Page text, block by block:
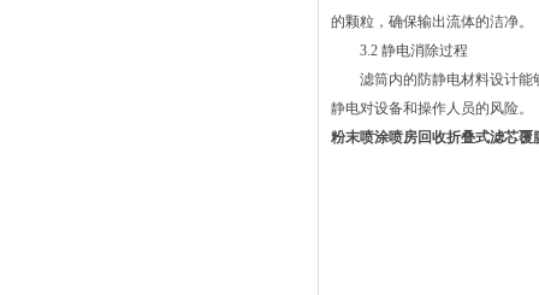
的颗粒，确保输出流体的洁净。
3.2 静电消除过程
滤筒内的防静电材料设计能够
静电对设备和操作人员的风险。
粉末喷涂喷房回收折叠式滤芯覆